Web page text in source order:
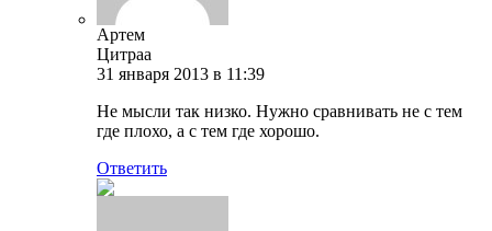
Артем
Цитраа
31 января 2013 в 11:39
Не мысли так низко. Нужно сравнивать не с тем
где плохо, а с тем где хорошо.
Ответить